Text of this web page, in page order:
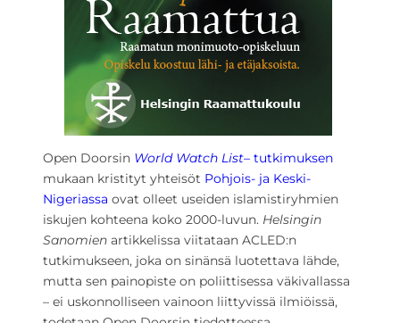
Open Doorsin World Watch List– tutkimuksen
mukaan kristityt yhteisöt Pohjois- ja Keski-
Nigeriassa ovat olleet useiden islamistiryhmien
iskujen kohteena koko 2000-luvun. Helsingin
Sanomien artikkelissa viitataan ACLED:n
tutkimukseen, joka on sinänsä luotettava lähde,
mutta sen painopiste on poliittisessa väkivallassa
– ei uskonnolliseen vainoon liittyvissä ilmiöissä,